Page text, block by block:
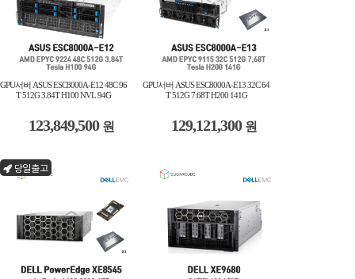
GPU서버 ASUS ESC8000A-E12 48C 96
T 512G 3.84T H100 NVL 94G
123,849,500 원
GPU서버 ASUS ESC8000A-E13 32C 64
T 512G 7.68T H200 141G
129,121,300 원
당일출고